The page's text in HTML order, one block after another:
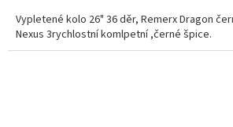
Vypletené kolo 26" 36 děr, Remerx Dragon
Nexus 3rychlostní komlpetní ,černé špice.